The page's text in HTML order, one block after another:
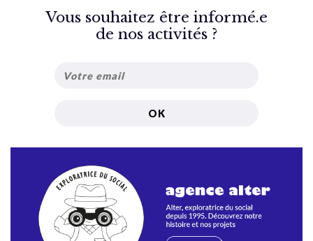
Vous souhaitez être informé.e
de nos activités ?